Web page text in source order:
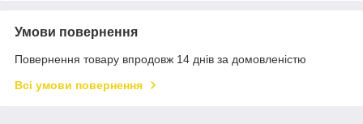
Умови повернення
Повернення товару впродовж 14 днів за домовленістю
Всі умови повернення